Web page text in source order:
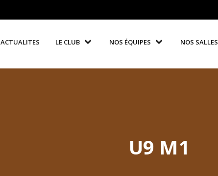
ACTUALITES LE CLUB NOS ÉQUIPES NOS SALLES
U9 M1